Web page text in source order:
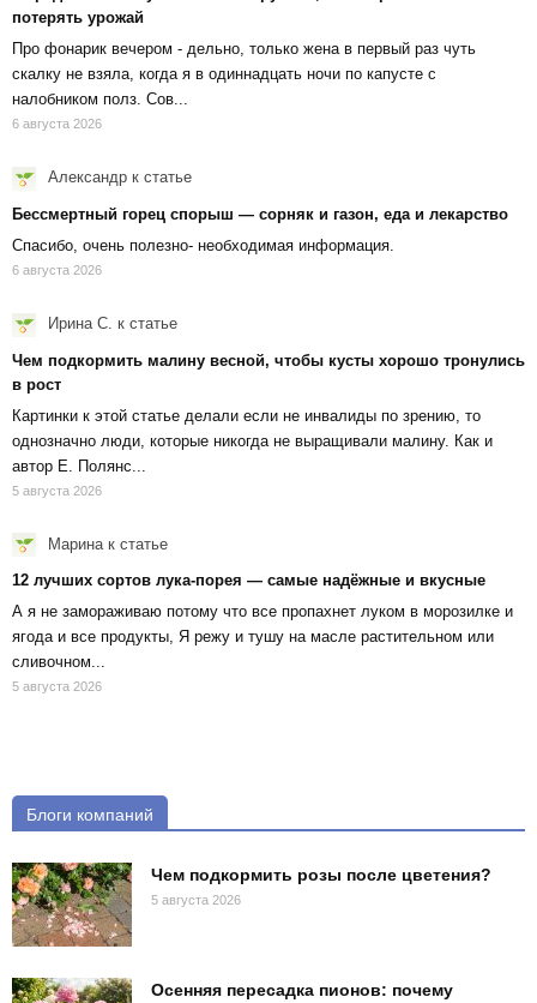
потерять урожай
Про фонарик вечером - дельно, только жена в первый раз чуть
скалку не взяла, когда я в одиннадцать ночи по капусте с
налобником полз. Сов...
6 августа 2026
Александр к статье
Бессмертный горец спорыш — сорняк и газон, еда и лекарство
Спасибо, очень полезно- необходимая информация.
6 августа 2026
Ирина С. к статье
Чем подкормить малину весной, чтобы кусты хорошо тронулись
в рост
Картинки к этой статье делали если не инвалиды по зрению, то
однозначно люди, которые никогда не выращивали малину. Как и
автор Е. Полянс...
5 августа 2026
Марина к статье
12 лучших сортов лука-порея — самые надёжные и вкусные
А я не замораживаю потому что все пропахнет луком в морозилке и
ягода и все продукты, Я режу и тушу на масле растительном или
сливочном...
5 августа 2026
Блоги компаний
Чем подкормить розы после цветения?
5 августа 2026
Осенняя пересадка пионов: почему